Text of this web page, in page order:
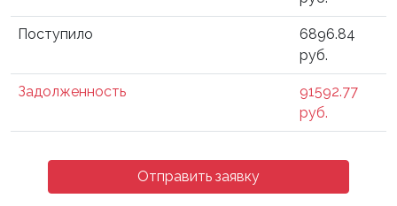
Поступило
6896.84
руб.
Задолженность
91592.77
руб.
Отправить заявку